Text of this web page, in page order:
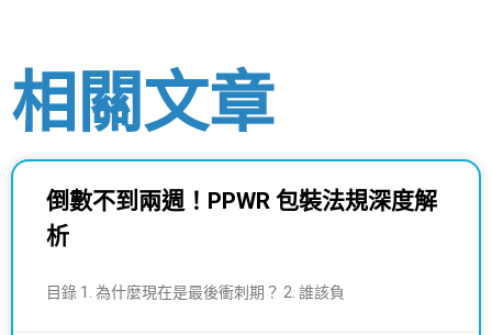
相關文章
倒數不到兩週！PPWR 包裝法規深度解
析
目錄 1. 為什麼現在是最後衝刺期？ 2. 誰該負